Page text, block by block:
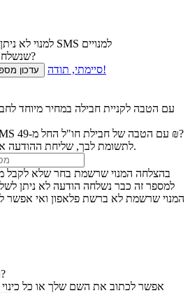
לא ניתן לשלוח SMS למנוי
לא ניתן לשלוח SMS למנויים
שנשלחלחברים אחרים?
עדכון
סיימתי, תודה!
למי מהחברים שלך לשלוח SMS עם הטבה של חבילת חו"ל החל מ-49 ₪?
לתשומת לבך, שליחת ההודעה אינה מהווה הצטרפות לחבילה.
נשלח SMS בהצלחה המנוי שרשמת בחר שלא לקבל
למספר זה כבר נשלחה הודעה לא ניתן
המנוי שרשמת לא ברשת פלאפון ואי אפשר
ומי להגיד ששלח את ההטבה?
אפשר לכתוב את השם שלך או כל